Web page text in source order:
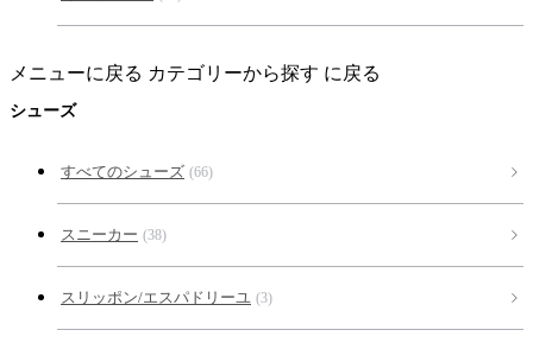
メニューに戻る カテゴリーから探す に戻る
シューズ
すべてのシューズ (66)
スニーカー (38)
スリッポン/エスパドリーユ (3)